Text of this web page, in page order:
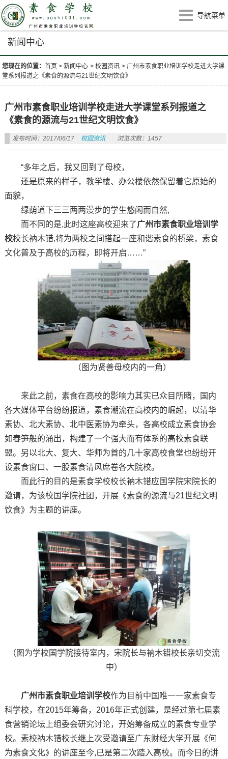
导航菜单
新闻中心
您现在的位置：首页 >新闻中心 >校园资讯 >广州市素食职业培训学校走进大学课
堂系列报道之《素食的源流与21世纪文明饮食》
广州市素食职业培训学校走进大学课堂系列报道之
《素食的源流与21世纪文明饮食》
发布时间：2017/06/17 校园资讯 浏览次数：1457
“多年之后，我又回到了母校，
还是原来的样子，教学楼、办公楼依然保留着它原始的
面貌，
绿荫道下三三两两漫步的学生悠闲而自然,
而不同的是,此时这座高校迎来了广州市素食职业培训学
校校长衲木错,将为两校之间搭起一座和谐素食的桥梁，素食
文化普及于高校的历程，即将开启……”
（图为贤善母校内的一角）
来此之前，素食在高校的影响力其实已众目所睹，国内
各大媒体平台纷纷报道，素食潮流在高校内的崛起，以清华
素协、北大素协、北中医素协为牵头，各高校成立素食协会
如春笋般的涌出，构建了一个强大而有体系的高校素食联
盟。另以北大、复大、华师为首的几十家高校食堂也纷纷开
设素食窗口、一股素食清风席卷各大院校。
而此行的目的是素食学校校长衲木错应国学院宋院长的
邀请，为该校国学院社团，开展《素食的源流与21世纪文明
饮食》为主题的讲座。
（图为学校国学院接待室内，宋院长与衲木错校长亲切交流
中）
广州市素食职业培训学校作为目前中国唯一一家素食专
科学校，在2015年筹备，2016年正式创建，是经过第七届素
食营销论坛上组委会研究讨论，开始筹备成立的素食专业学
校。素校衲木错校长继上次受邀请至广东财经大学开展《何
为素食文化》的讲座至今,已是第二次踏入高校。而今日的讲